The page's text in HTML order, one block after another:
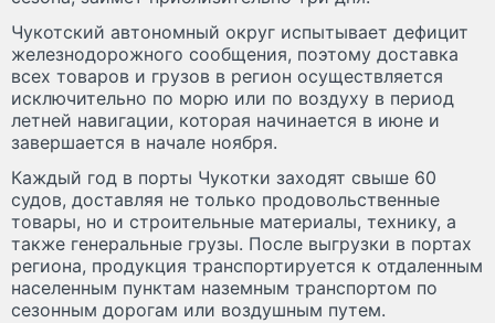
Чукотский автономный округ испытывает дефицит
железнодорожного сообщения, поэтому доставка
всех товаров и грузов в регион осуществляется
исключительно по морю или по воздуху в период
летней навигации, которая начинается в июне и
завершается в начале ноября.
Каждый год в порты Чукотки заходят свыше 60
судов, доставляя не только продовольственные
товары, но и строительные материалы, технику, а
также генеральные грузы. После выгрузки в портах
региона, продукция транспортируется к отдаленным
населенным пунктам наземным транспортом по
сезонным дорогам или воздушным путем.